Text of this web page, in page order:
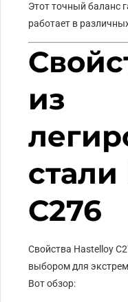
Этот точный баланс
работает в
из
C276
Свойства Hastelloy
выбором для
Вот обзор: